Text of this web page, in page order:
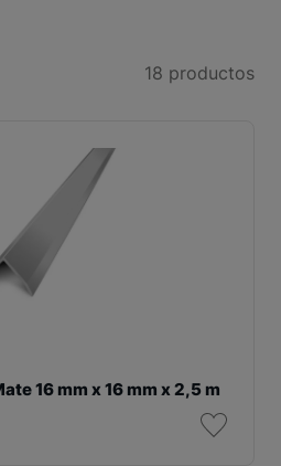
18 productos
16 mm x 16 mm x 2,5 m